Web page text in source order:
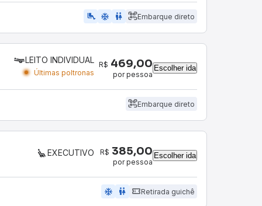
airline_seat_legroom_extra ac_unit wc Embarque direto
LEITO INDIVIDUAL
Últimas poltronas
R$ 469,00
por pessoa
Escolher ida
Embarque direto
EXECUTIVO R$ 385,00
por pessoa
Escolher ida
ac_unit wc Retirada guichê